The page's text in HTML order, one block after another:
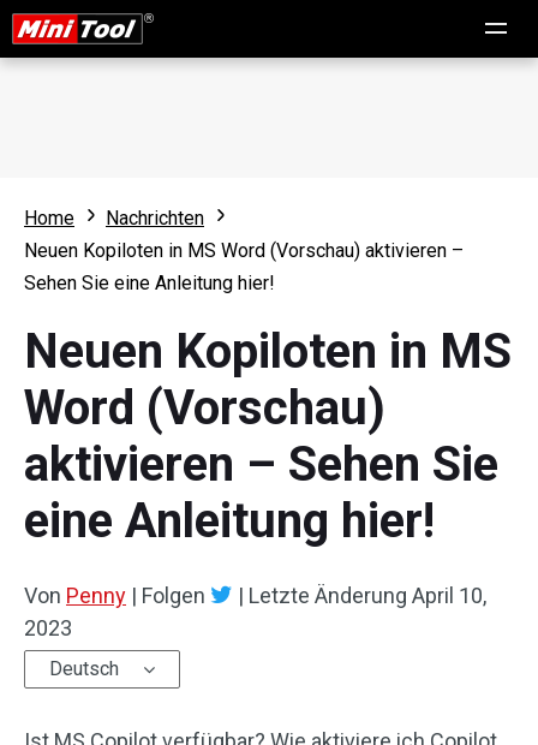
Home
Nachrichten
Neuen Kopiloten in MS Word (Vorschau) aktivieren –
Sehen Sie eine Anleitung hier!
Neuen Kopiloten in MS
Word (Vorschau)
aktivieren – Sehen Sie
eine Anleitung hier!
Von Penny | Folgen | Letzte Änderung April 10,
2023
Deutsch